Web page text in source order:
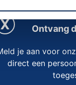
21% BTW,
Ontvang
je aan voor
direct een